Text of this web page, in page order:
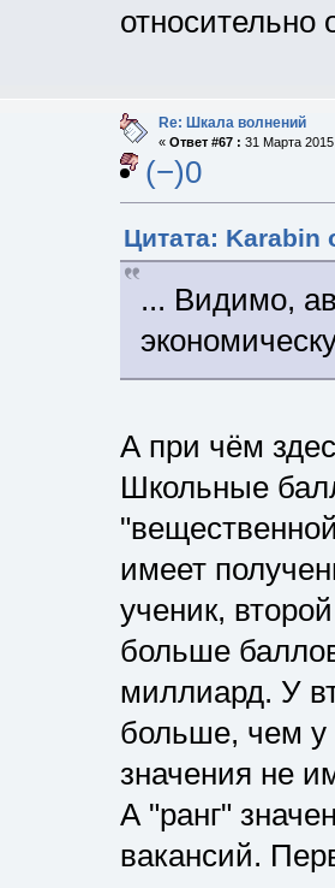
относительно
Re: Шкала волнений
« Ответ #67 : 31 Марта
(−)0
Цитата: Karabin
... Видимо,
А при чём
Школьные
имеет
ученик,
больше
миллиард. У
больше, чем у
значения не
А "ранг"
вакансий.